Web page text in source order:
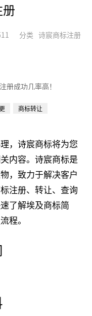
分类 诗宸商标注册
册成功几率高！
商标转让
，诗宸商标将为您
内容。诗宸商标是
，致力于解决客户
注册、转让、查询
了解埃及商标简
程。